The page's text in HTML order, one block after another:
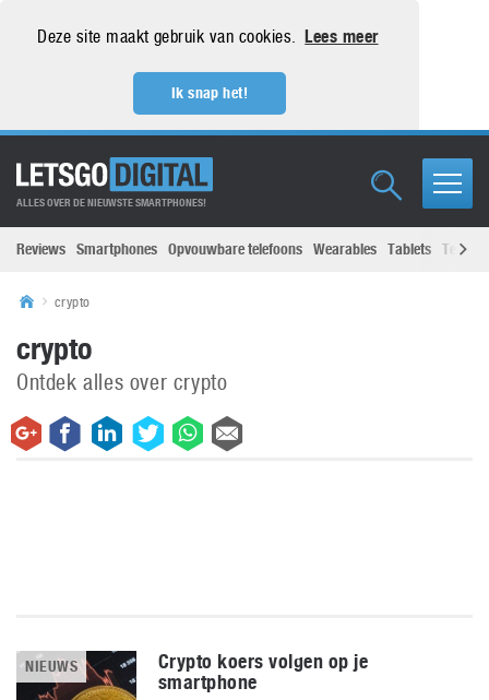
Deze site maakt gebruik van cookies. Lees meer
Ik snap het!
ALLES OVER DE NIEUWSTE SMARTPHONES!
Reviews Smartphones Opvouwbare telefoons Wearables Tablets
crypto
crypto
Ontdek alles over crypto
NIEUWS
Crypto koers volgen op je
smartphone